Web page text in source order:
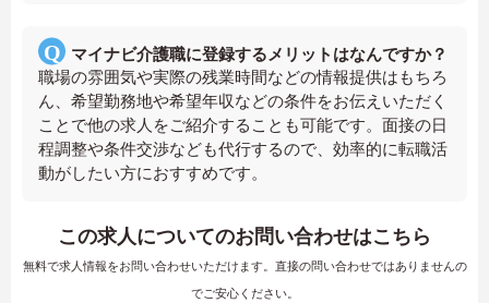
マイナビ介護職に登録するメリットはなんですか？
職場の雰囲気や実際の残業時間などの情報提供はもちろ
ん、希望勤務地や希望年収などの条件をお伝えいただく
ことで他の求人をご紹介することも可能です。面接の日
程調整や条件交渉なども代行するので、効率的に転職活
動がしたい方におすすめです。
この求人についてのお問い合わせはこちら
無料で求人情報をお問い合わせいただけます。直接の問い合わせではありませんの
でご安心ください。